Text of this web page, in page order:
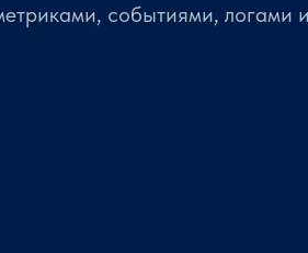
событиями,